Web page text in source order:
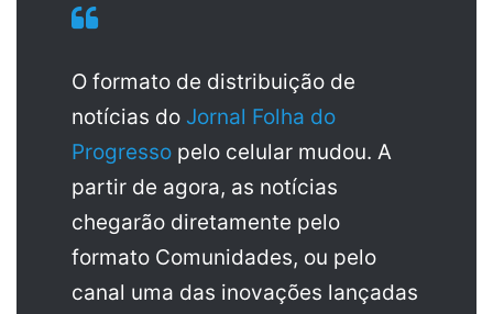
O formato de distribuição de
notícias do Jornal Folha do
Progresso pelo celular mudou. A
partir de agora, as notícias
chegarão diretamente pelo
formato Comunidades, ou pelo
canal uma das inovações lançadas